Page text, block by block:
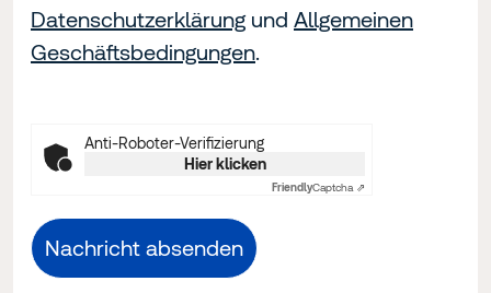
Datenschutzerklärungund Allgemeinen
Geschäftsbedingungen.
Anti-Roboter-Verifizierung
Hier klicken
FriendlyCaptcha ⇗
Nachricht absenden